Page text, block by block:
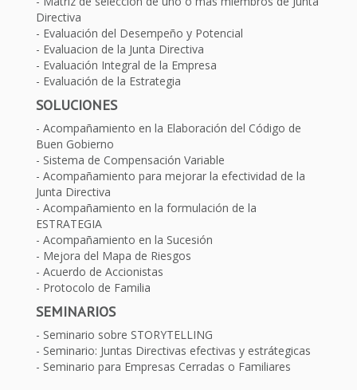
Directiva
Evaluación del Desempeño y Potencial
Evaluacion de la Junta Directiva
Evaluación Integral de la Empresa
Evaluación de la Estrategia
SOLUCIONES
Acompañamiento en la Elaboración del Código de
Buen Gobierno
Sistema de Compensación Variable
Acompañamiento para mejorar la efectividad de la
Junta Directiva
Acompañamiento en la formulación de la
ESTRATEGIA
Acompañamiento en la Sucesión
Mejora del Mapa de Riesgos
Acuerdo de Accionistas
Protocolo de Familia
SEMINARIOS
Seminario sobre STORYTELLING
Seminario: Juntas Directivas efectivas y estrátegicas
Seminario para Empresas Cerradas o Familiares